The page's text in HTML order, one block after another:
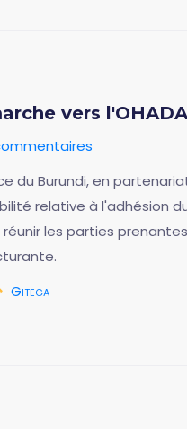
vers
du Burundi, en
relative à l'adhésion
les parties
Gitega